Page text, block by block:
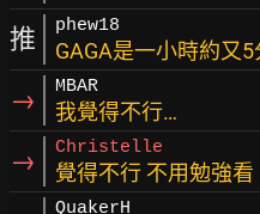
推 phew18
GAGA是一小時約又
→ MBAR
我覺得不行…
→ Christelle
覺得不行 不用勉強看
QuakerH